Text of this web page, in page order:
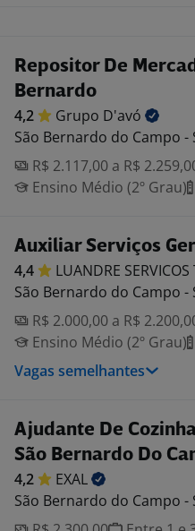
Repositor De
Bernardo
4,2 Grupo D'avó
São Bernardo do Campo -
R$ 2.117,00 a R$
Ensino Médio (2º Grau)
Auxiliar Serviços
4,4 LUANDRE
São Bernardo do Campo -
R$ 2.000,00 a R$
Ensino Médio (2º Grau)
Vagas semelhantes
Ajudante De
São Bernardo Do
4,2
EXAL
São Bernardo do Campo -